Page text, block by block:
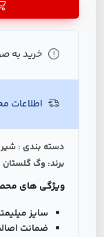
خرید به
اطلاعات
دسته بندی :
برند: وگ گلستان
ویژگی های
سایز
ضمانت